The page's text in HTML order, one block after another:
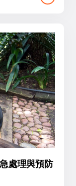
處理與預防